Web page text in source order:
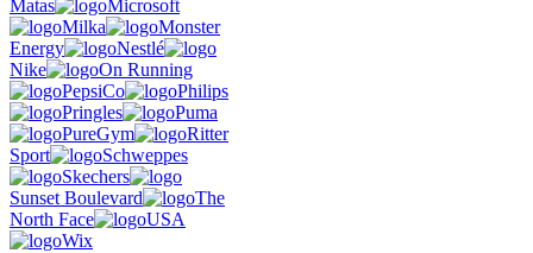
Matas
Microsoft
Milka
Monster
Energy
Nestlé
Nike
On Running
PepsiCo
Philips
Pringles
Puma
PureGym
Ritter
Sport
Schweppes
Skechers
Sunset Boulevard
The
North Face
USA
Wix